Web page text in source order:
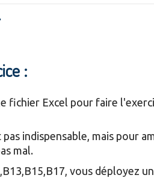
:
fichier Excel pour faire
indispensable, mais pour
mal.
vous déployez